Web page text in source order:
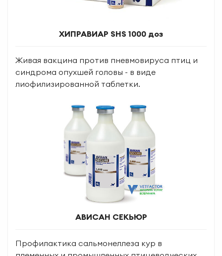
ХИПРАВИАР SHS 1000 доз
Живая вакцина против пневмовируса птиц и
синдрома опухшей головы - в виде
лиофилизированной таблетки.
АВИСАН СЕКЬЮР
Профилактика сальмонеллеза кур в